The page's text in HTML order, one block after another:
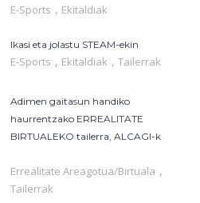
E-Sports , Ekitaldiak
Ikasi eta jolastu STEAM-ekin
E-Sports , Ekitaldiak , Tailerrak
Adimen gaitasun handiko
haurrentzako ERREALITATE
BIRTUALEKO tailerra, ALCAGI-k
Errealitate Areagotua/Birtuala ,
Tailerrak